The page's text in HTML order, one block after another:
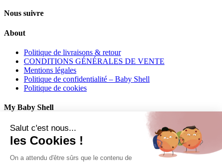
Nous suivre
About
Politique de livraisons & retour
CONDITIONS GÉNÉRALES DE VENTE
Mentions légales
Politique de confidentialité – Baby Shell
Politique de cookies
My Baby Shell
Mon compte
Mes commandes
Mes adresses
Salut c'est nous...
les Cookies !
On a attendu d'être sûrs que le contenu de